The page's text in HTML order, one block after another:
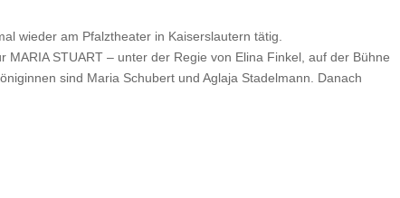
wieder am Pfalztheater in Kaiserslautern tätig.
STUART – unter der Regie von Elina Finkel, auf der Bühne
sind Maria Schubert und Aglaja Stadelmann. Danach